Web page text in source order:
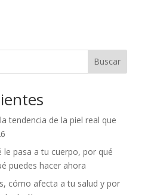
Buscar
tendencia de la piel real que
le pasa a tu cuerpo, por qué
puedes hacer ahora
cómo afecta a tu salud y por